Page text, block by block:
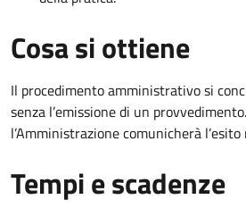
Cosa si ottiene
Il procedimento amministrativo si
senza l’emissione di un
l’Amministrazione comunicherà
Tempi e scadenze